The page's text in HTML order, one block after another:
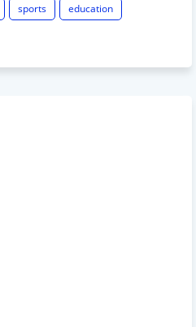
sports
education